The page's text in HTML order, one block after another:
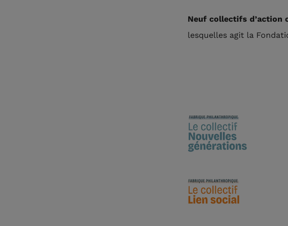
Neuf collectifs d’action
lesquelles agit la